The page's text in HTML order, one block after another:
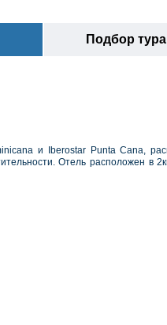
Подбор
и Iberostar Punta Cana,
Отель расположен в